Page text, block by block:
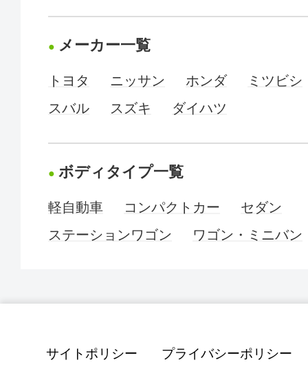
メーカー一覧
トヨタ ニッサン ホンダ
ミツビシ
スバル
スズキ ダイハツ
ボディタイプ一覧
軽自動車 コンパクトカー
セダン
ステーションワゴン
ワゴン・ミニバン
サイトポリシー プライバシーポリシー